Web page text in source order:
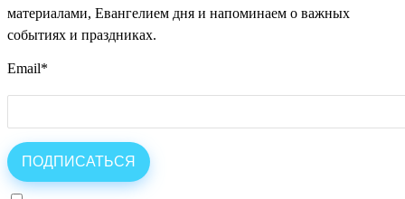
материалами, Евангелием дня и напоминаем о важных
событиях и праздниках.
Email*